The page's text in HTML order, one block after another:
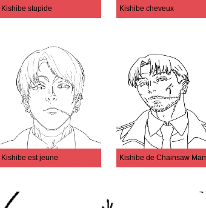
Kishibe stupide Kishibe cheveux
Kishibe est jeune Kishibe de Chainsaw Man